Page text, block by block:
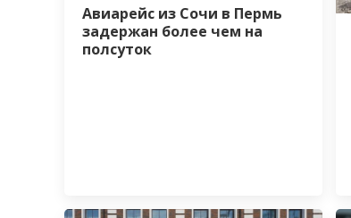
Авиарейс из Сочи в Пермь
задержан более чем на
полсуток